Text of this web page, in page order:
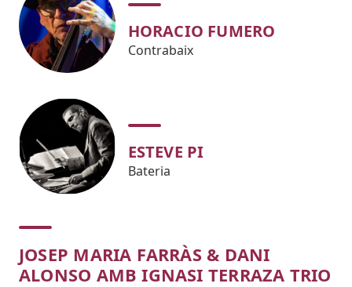
HORACIO FUMERO
Contrabaix
ESTEVE PI
Bateria
JOSEP MARIA FARRÀS & DANI
ALONSO AMB IGNASI TERRAZA TRIO